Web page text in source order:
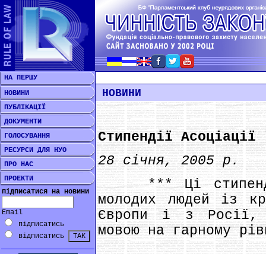
НА ПЕРШУ
НОВИНИ
ПУБЛІКАЦІЇ
ДОКУМЕНТИ
ГОЛОСУВАННЯ
РЕСУРСИ ДЛЯ НУО
ПРО НАС
ПРОЕКТИ
підписатися на новини
Email
підписатись
відписатись
НОВИНИ
Стипендії
28 січня, 2005 р.
*** Ці стипендії
молодих людей із
Європи і з Росії,
мовою на гарному